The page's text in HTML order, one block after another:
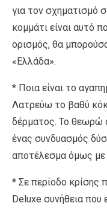
για τον σχηματισμό
κομμάτι είναι αυτό
ορισμός, θα
«Ελλάδα».
* Ποια είναι το
Λατρεύω το βαθύ
δέρματος. Το θεωρώ
ένας συνδυασμός
αποτέλεσμα όμως με
* Σε περίοδο κρίσης
Deluxe συνήθεια που